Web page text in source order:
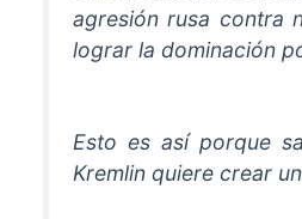
agresión rusa contra
lograr la dominación
Esto es así porque
Kremlin quiere crear